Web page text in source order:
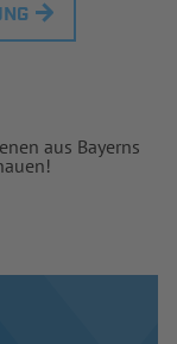
aus Bayerns